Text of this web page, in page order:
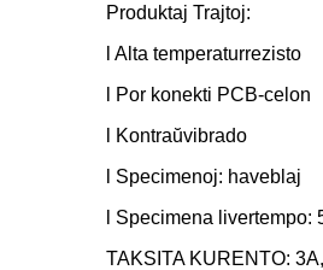
Produktaj Trajtoj:
l Alta temperaturrezisto
l Por konekti PCB-celon
l Kontraŭvibrado
l Specimenoj: haveblaj
l Specimena livertempo:
TAKSITA KURENTO: